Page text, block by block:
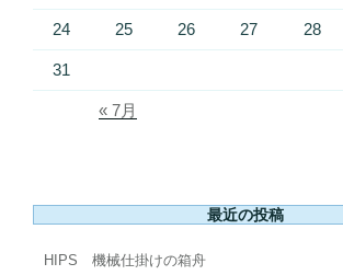
24 25 26 27 28
31
« 7月
最近の投稿
HIPS 機械仕掛けの箱舟